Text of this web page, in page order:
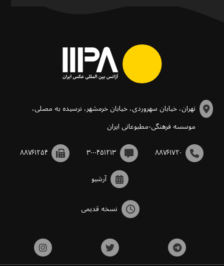
تهران، خیابان سهروردی، خیابان خرمشهر، نرسیده به مصلی،
موسسه فرهنگی-مطبوعاتی ایران
۸۸۷۶۱۷۲۰ ۳۰۰۰۴۵۱۲۱۳ ۸۸۷۶۱۲۵۴
آرشیو
نسخه قدیمی